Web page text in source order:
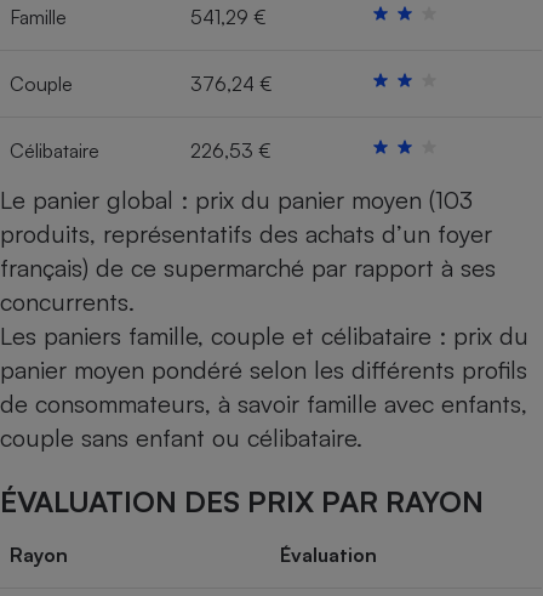
Famille 541,29 €
Couple 376,24 €
Célibataire 226,53 €
Le panier global : prix du panier moyen (103
produits, représentatifs des achats d’un foyer
français) de ce supermarché par rapport à ses
concurrents.
Les paniers famille, couple et célibataire : prix du
panier moyen pondéré selon les différents profils
de consommateurs, à savoir famille avec enfants,
couple sans enfant ou célibataire.
ÉVALUATION DES PRIX PAR RAYON
Rayon Évaluation